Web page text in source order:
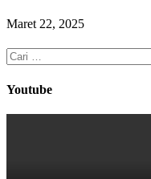
Maret 22, 2025
Cari
untuk:
Youtube